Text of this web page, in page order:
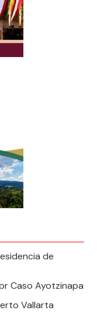
de
Caso Ayotzinapa
Vallarta